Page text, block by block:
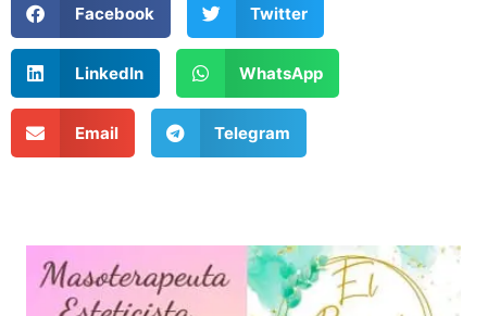
Facebook Twitter
LinkedIn WhatsApp
Email Telegram